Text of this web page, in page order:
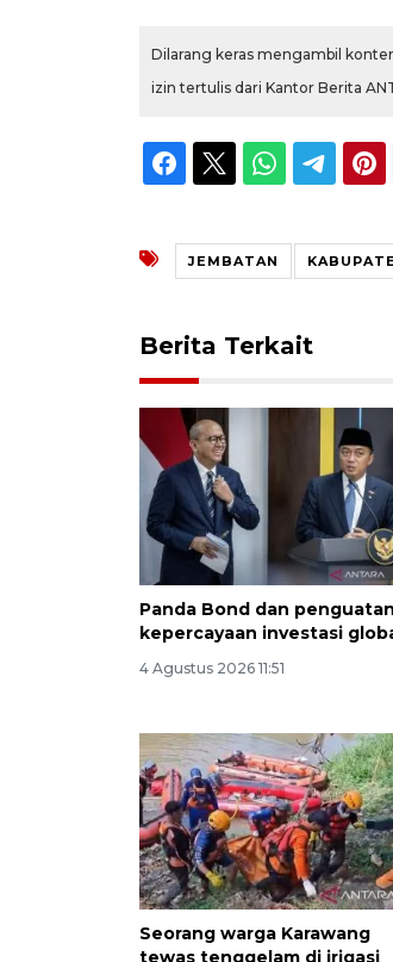
Dilarang keras mengambil
izin tertulis dari Kantor Berita
JEMBATAN
Berita Terkait
Panda Bond dan penguatan
kepercayaan investasi
4 Agustus 2026 11:51
Seorang warga Karawang